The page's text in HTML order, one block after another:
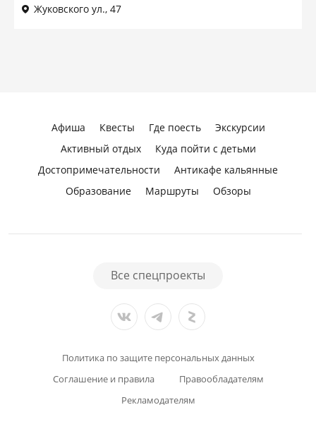
Жуковского ул., 47
Афиша Квесты Где поесть
Экскурсии
Активный отдых
Куда пойти с детьми
Достопримечательности
Антикафе кальянные
Образование
Маршруты Обзоры
Все спецпроекты
Политика по защите персональных данных
Соглашение и правила
Правообладателям
Рекламодателям